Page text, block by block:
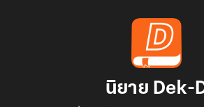
นิยาย Dek-